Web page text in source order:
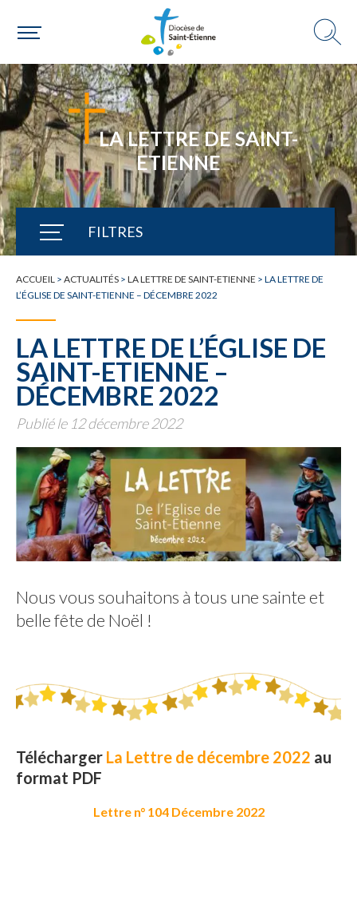
LA LETTRE DE SAINT-
ETIENNE
FILTRES
TOUTE L'ACTUALITÉ
ACCUEIL > ACTUALITÉS > LA LETTRE DE SAINT-ETIENNE > LA LETTRE DE
L’ÉGLISE DE SAINT-ETIENNE – DÉCEMBRE 2022
LA LETTRE DE L’ÉGLISE DE
SAINT-ETIENNE –
DÉCEMBRE 2022
Publié le 12 décembre 2022
Nous vous souhaitons à tous une sainte et
belle fête de Noël !
Télécharger La Lettre de décembre 2022 au
format PDF
Lettre n° 104 Décembre 2022